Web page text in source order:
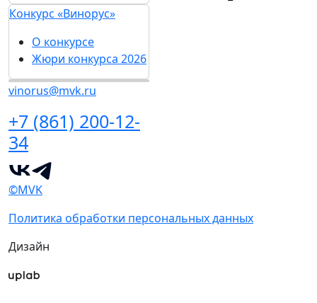
Конкурс «Винорус»
О конкурсе
Жюри конкурса 2026
vinorus@mvk.ru
+7 (861) 200-12-
34
©MVK
Политика обработки персональных данных
Дизайн